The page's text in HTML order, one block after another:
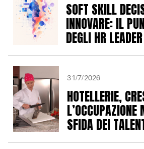
SOFT SKILL
INNOVARE: IL
DEGLI HR LEADER
31/7/2026
HOTELLERIE,
SFIDA DEI